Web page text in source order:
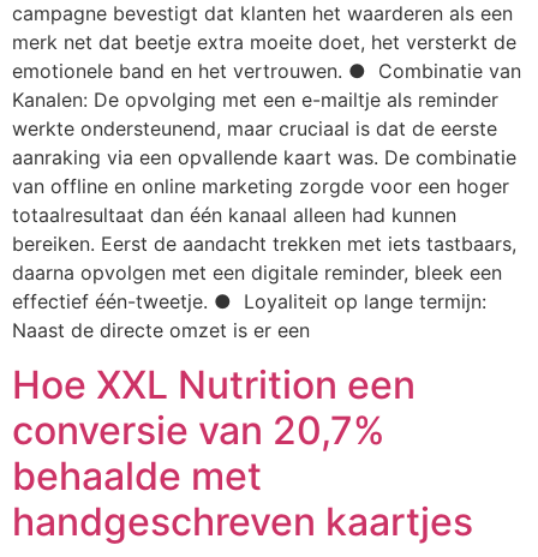
campagne bevestigt dat klanten het waarderen als een
merk net dat beetje extra moeite doet, het versterkt de
emotionele band en het vertrouwen. ● Combinatie van
Kanalen: De opvolging met een e-mailtje als reminder
werkte ondersteunend, maar cruciaal is dat de eerste
aanraking via een opvallende kaart was. De combinatie
van offline en online marketing zorgde voor een hoger
totaalresultaat dan één kanaal alleen had kunnen
bereiken. Eerst de aandacht trekken met iets tastbaars,
daarna opvolgen met een digitale reminder, bleek een
effectief één-tweetje. ● Loyaliteit op lange termijn:
Naast de directe omzet is er een
Hoe XXL Nutrition een
conversie van 20,7%
behaalde met
handgeschreven kaartjes